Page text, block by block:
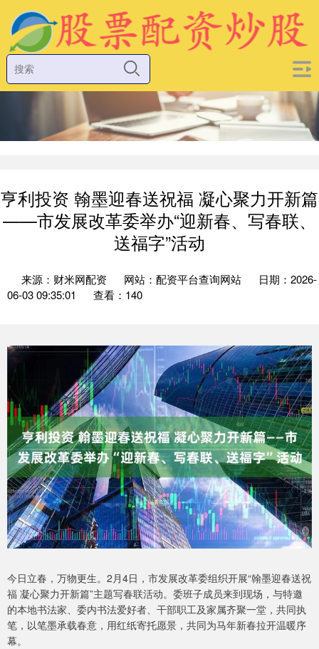
亨利投资 翰墨迎春送祝福 凝心聚力开新篇
——市发展改革委举办“迎新春、写春联、
送福字”活动
来源：财米网配资 网站：配资平台查询网站
日期：2026-
06-03 09:35:01
查看：140
今日立春，万物更生。2月4日，市发展改革委组织开展“翰墨迎春送祝
福 凝心聚力开新篇”主题写春联活动。委班子成员来到现场，与特邀
的本地书法家、委内书法爱好者、干部职工及家属齐聚一堂，共同执
笔，以笔墨承载春意，用红纸寄托愿景，共同为马年新春拉开温暖序
幕。